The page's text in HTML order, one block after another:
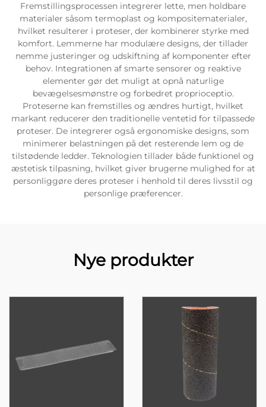
Fremstillingsprocessen integrerer lette, men holdbare
materialer såsom termoplast og kompositematerialer,
hvilket resulterer i proteser, der kombinerer styrke med
komfort. Lemmerne har modulære designs, der tillader
nemme justeringer og udskiftning af komponenter efter
behov. Integrationen af smarte sensorer og reaktive
elementer gør det muligt at opnå naturlige
bevægelsesmønstre og forbedret proprioceptio.
Proteserne kan fremstilles og ændres hurtigt, hvilket
markant reducerer den traditionelle ventetid for tilpassede
proteser. De integrerer også ergonomiske designs, som
minimerer belastningen på det resterende lem og de
tilstødende ledder. Teknologien tillader både funktionel og
æstetisk tilpasning, hvilket giver brugerne mulighed for at
personliggøre deres proteser i henhold til deres livsstil og
personlige præferencer.
Nye produkter